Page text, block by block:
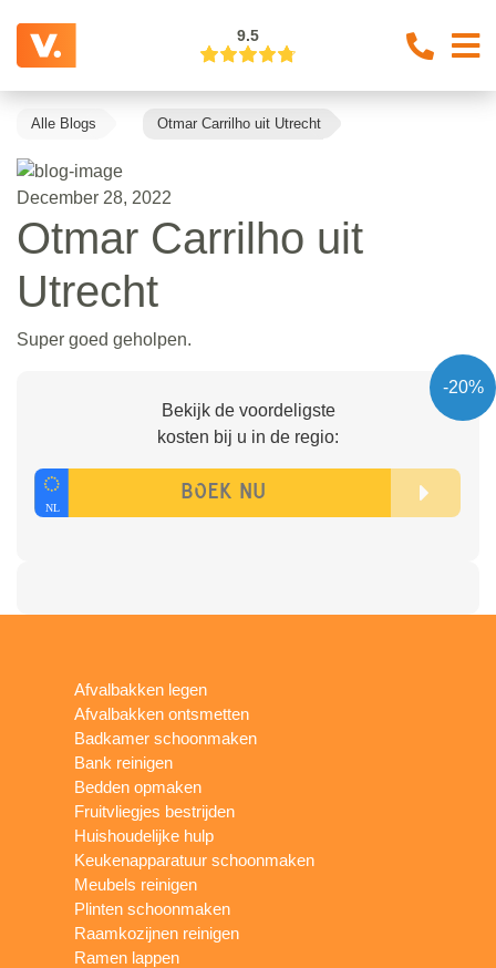
9.5
Alle Blogs Otmar Carrilho uit Utrecht
December 28, 2022
Otmar Carrilho uit
Utrecht
Super goed geholpen.
-20%
Bekijk de voordeligste
kosten bij u in de regio:
Afvalbakken legen
Afvalbakken ontsmetten
Badkamer schoonmaken
Bank reinigen
Bedden opmaken
Fruitvliegjes bestrijden
Huishoudelijke hulp
Keukenapparatuur schoonmaken
Meubels reinigen
Plinten schoonmaken
Raamkozijnen reinigen
Ramen lappen